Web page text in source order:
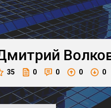
35 0 0 0 0